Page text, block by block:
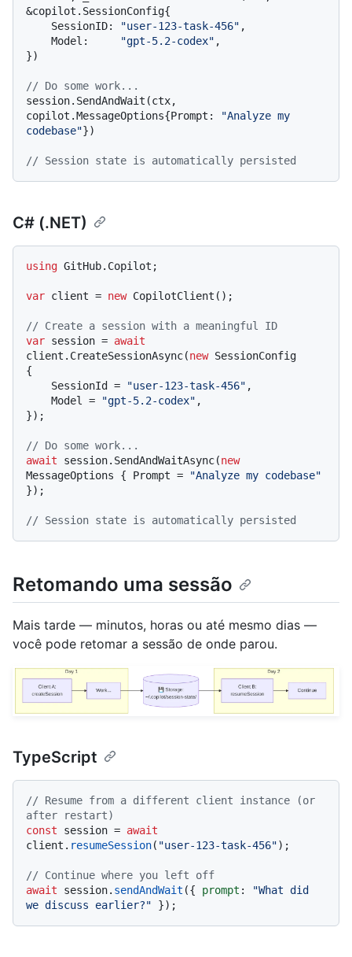
&copilot.SessionConfig{
    SessionID:
"user-123-task-456" ,
    Model:
"gpt-5.2-codex" ,
})
// Do some work...
session.SendAndWait(ctx,
copilot.MessageOptions{Prompt:
"Analyze my
codebase"})
// Session state is automatically persisted
C# (.NET)
using GitHub.Copilot;
var client = new CopilotClient();
// Create a session with a meaningful ID
var session = await
client.CreateSessionAsync(new SessionConfig
{
    SessionId =
"user-123-task-456" ,
    Model =
"gpt-5.2-codex" ,
});
// Do some work...
await session.SendAndWaitAsync(new
MessageOptions { Prompt =
"Analyze my codebase"
});
// Session state is automatically persisted
Retomando uma sessão
Mais tarde — minutos, horas ou até mesmo dias —
você pode retomar a sessão de onde parou.
TypeScript
// Resume from a different client instance (or
after restart)
const session = await
client. resumeSession( "user-123-task-456");
// Continue where you left off
await session. sendAndWait ({ prompt :
"What did
we discuss earlier?"